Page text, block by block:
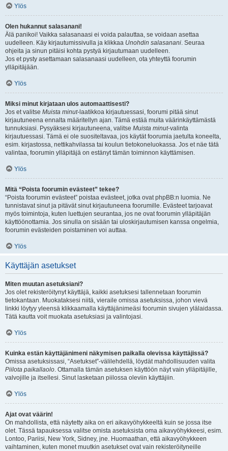
Ylös
Olen hukannut salasanani!
Älä panikoi! Vaikka salasanaasi ei voida palauttaa, se voidaan asettaa
uudelleen. Käy kirjautumissivulla ja klikkaa Unohdin salasanani. Seuraa
ohjeita ja sinun pitäisi kohta pystyä kirjautumaan uudelleen.
Jos et pysty asettamaan salasanaasi uudelleen, ota yhteyttä foorumin
ylläpitäjään.
Ylös
Miksi minut kirjataan ulos automaattisesti?
Jos et valitse Muista minut-laatikkoa kirjautuessasi, foorumi pitää sinut
kirjautuneena ennalta määritellyn ajan. Tämä estää muita väärinkäyttämästä
tunnuksiasi. Pysyäksesi kirjautuneena, valitse Muista minut-valinta
kirjautuessasi. Tämä ei ole suositeltavaa, jos käytät foorumia jaetulta koneelta,
esim. kirjastossa, nettikahvilassa tai koulun tietokoneluokassa. Jos et näe tätä
valintaa, foorumin ylläpitäjä on estänyt tämän toiminnon käyttämisen.
Ylös
Mitä “Poista foorumin evästeet” tekee?
“Poista foorumin evästeet” poistaa evästeet, jotka ovat phpBB:n luomia. Ne
tunnistavat sinut ja pitävät sinut kirjautuneena foorumille. Evästeet tarjoavat
myös toimintoja, kuten luettujen seurantaa, jos ne ovat foorumin ylläpitäjän
käyttöönottamia. Jos sinulla on sisään tai uloskirjautumisen kanssa ongelmia,
foorumin evästeiden poistaminen voi auttaa.
Ylös
Käyttäjän asetukset
Miten muutan asetuksiani?
Jos olet rekisteröitynyt käyttäjä, kaikki asetuksesi tallennetaan foorumin
tietokantaan. Muokataksesi niitä, vieraile omissa asetuksissa, johon vievä
linkki löytyy yleensä klikkaamalla käyttäjänimeäsi foorumin sivujen ylälaidassa.
Tätä kautta voit muokata asetuksiasi ja valintojasi.
Ylös
Kuinka estän käyttäjänimeni näkymisen paikalla olevissa käyttäjissä?
Omissa asetuksissasi, “Asetukset”-välilehdellä, löydät mahdollisuuden valita
Piilota paikallaolo. Ottamalla tämän asetuksen käyttöön näyt vain ylläpitäjille,
valvojille ja itsellesi. Sinut lasketaan piilossa oleviin käyttäjiin.
Ylös
Ajat ovat väärin!
On mahdollista, että näytetty aika on eri aikavyöhykkeeltä kuin se jossa itse
olet. Tässä tapauksessa valitse omista asetuksista oma aikavyöhykkeesi, esim.
Lontoo, Pariisi, New York, Sidney, jne. Huomaathan, että aikavyöhykkeen
vaihtaminen, kuten monet muutkin asetukset ovat vain rekisteröityneille